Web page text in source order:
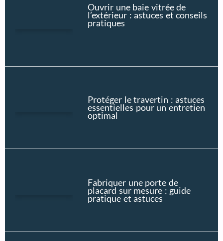
Ouvrir une baie vitrée de
l’extérieur : astuces et conseils
pratiques
Protéger le travertin : astuces
essentielles pour un entretien
optimal
Fabriquer une porte de
placard sur mesure : guide
pratique et astuces